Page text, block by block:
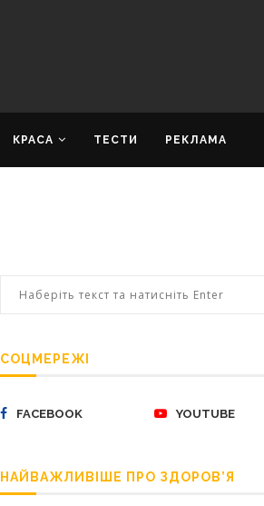
КРАСА ТЕСТИ РЕКЛАМА
СОЦМЕРЕЖІ
FACEBOOK YOUTUBE
НАЙВАЖЛИВІШЕ ПРО ЗДОРОВ’Я